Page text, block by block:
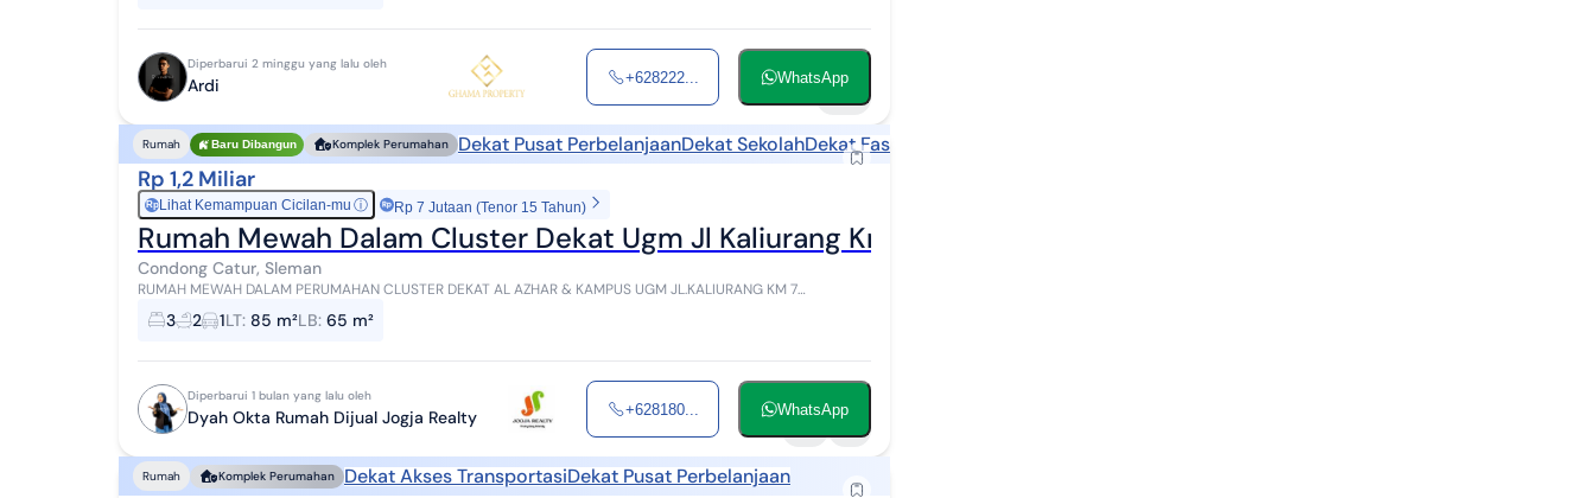
Diperbarui 2 minggu yang lalu oleh
Ardi +628222... WhatsApp
Rumah Baru Dibangun Komplek Perumahan Dekat Pusat PerbelanjaanDekat SekolahDekat Fasilitas Kesehatan
Rp 1,2 Miliar
RpLihat Kemampuan Cicilan-mu ⓘ Rp 7 Jutaan (Tenor 15 Tahun)
Rumah Mewah Dalam Cluster Dekat Ugm Jl Kaliurang Km7 Condongcatur
Condong Catur, Sleman
RUMAH MEWAH DALAM PERUMAHAN CLUSTER DEKAT AL AZHAR & KAMPUS UGM JL.KALIURANG KM 7
3 2 1LT: 85 m²LB: 65 m²
Diperbarui 1 bulan yang lalu oleh
Dyah Okta Rumah Dijual Jogja Realty +628180... WhatsApp
Rumah Komplek Perumahan Dekat Akses TransportasiDekat Pusat Perbelanjaan